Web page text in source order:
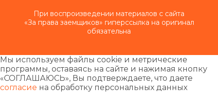
При воспроизведении материалов с сайта
«За права заемщиков» гиперссылка на оригинал
обязательна
Мы используем файлы cookie и метрические
программы, оставаясь на сайте и нажимая кнопку
«СОГЛАШАЮСЬ», Вы подтверждаете, что даете
согласие на обработку персональных данных